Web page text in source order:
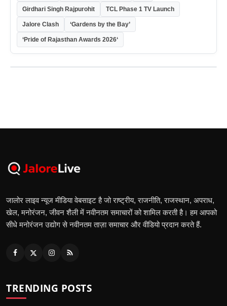
Girdhari Singh Rajpurohit TCL Phase 1 TV Launch
Jalore Clash ‘Gardens by the Bay’
‘Pride of Rajasthan Awards 2026‘
जालोर लाइव न्यूज मीडिया वेबसाइट है जो राष्ट्रीय, राजनीति, राजस्थान, अपराध,
खेल, मनोरंजन, जीवन शैली में नवीनतम समाचारों को शामिल करती है। हम आपको
सीधे मनोरंजन उद्योग से नवीनतम ताज़ा समाचार और वीडियो प्रदान करते हैं.
TRENDING POSTS